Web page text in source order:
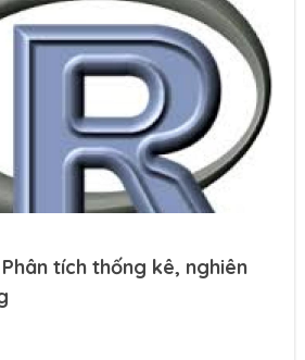
tích thống kê, nghiên